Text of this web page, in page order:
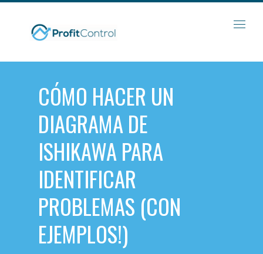
Skip
CÓMO HACER UN
DIAGRAMA DE
ISHIKAWA PARA
IDENTIFICAR
PROBLEMAS (CON
EJEMPLOS!)